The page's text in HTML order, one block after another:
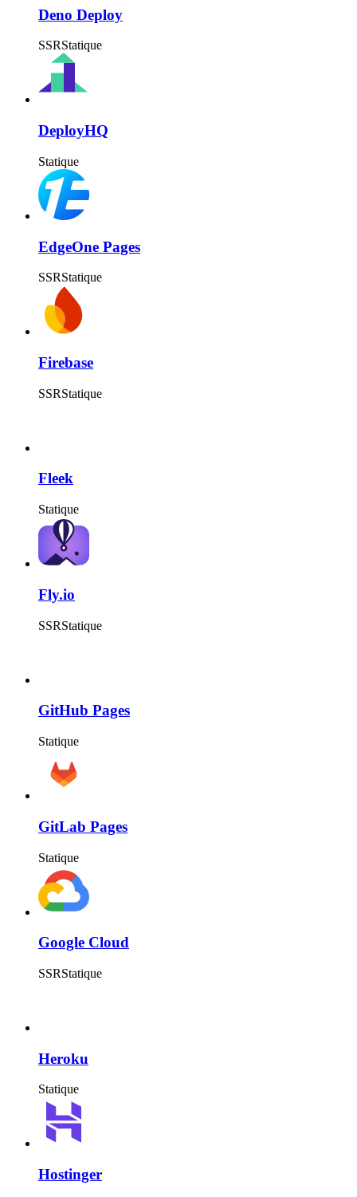
Deno Deploy
SSRStatique
DeployHQ
Statique
EdgeOne Pages
SSRStatique
Firebase
SSRStatique
Fleek
Statique
Fly.io
SSRStatique
GitHub Pages
Statique
GitLab Pages
Statique
Google Cloud
SSRStatique
Heroku
Statique
Hostinger